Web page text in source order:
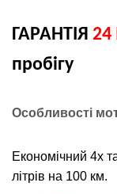
ГАРАНТІЯ 24
пробігу
Особливості
Економічний 4х
літрів на 100 км.